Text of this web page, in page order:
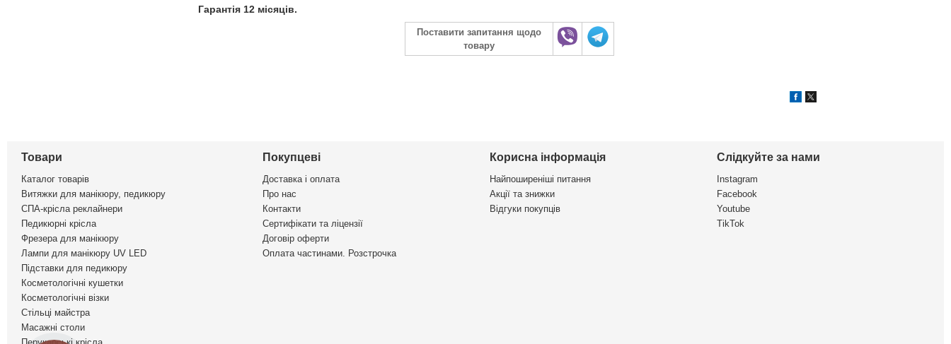
Гарантія 12 місяців.
Поставити запитання щодо
товару
Товари
Каталог товарів
Витяжки для манікюру, педикюру
СПА-крісла реклайнери
Педикюрні крісла
Фрезера для манікюру
Лампи для манікюру UV LED
Підставки для педикюру
Косметологічні кушетки
Косметологічні візки
Стільці майстра
Масажні столи
Покупцеві
Доставка і оплата
Про нас
Контакти
Сертифікати та ліцензії
Договір оферти
Оплата частинами. Розстрочка
Корисна інформація
Найпоширеніші питання
Акції та знижки
Відгуки покупців
Слідкуйте за нами
Instagram
Facebook
Youtube
TikTok